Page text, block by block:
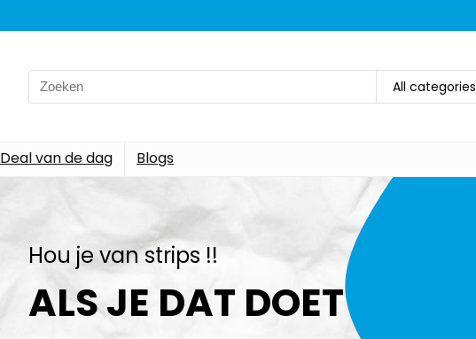
All categories
Deal van de dag Blogs
Hou je van strips !!
ALS JE DAT DOET